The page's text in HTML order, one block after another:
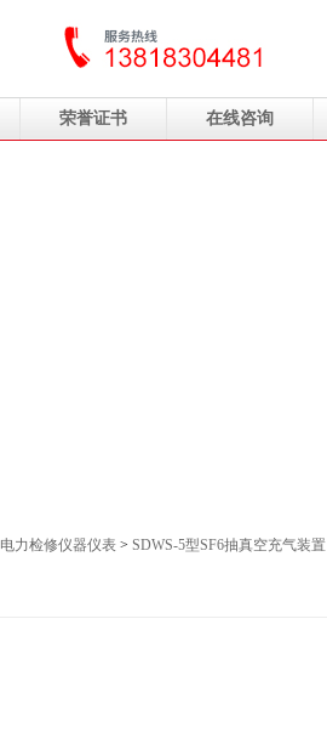
荣誉证书 在线咨询
电力检修仪器仪表 > SDWS-5型SF6抽真空充气装置